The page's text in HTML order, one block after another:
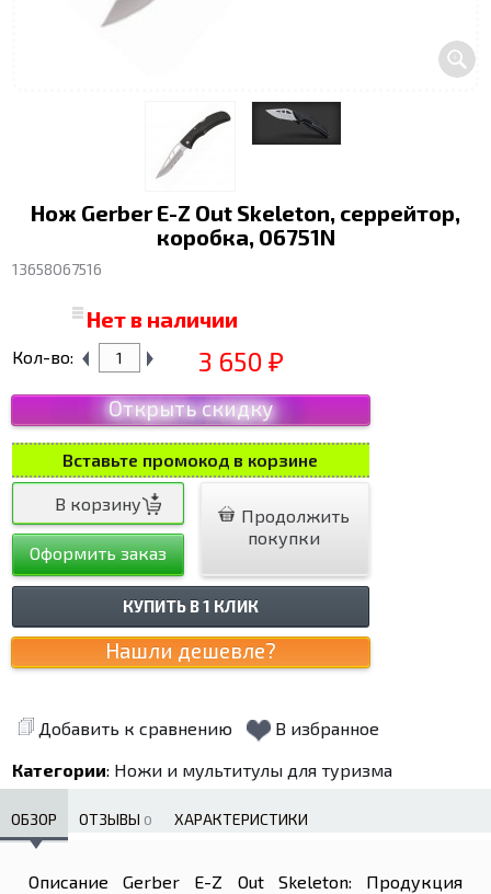
Нож Gerber E-Z Out Skeleton, серрейтор,
коробка, 06751N
13658067516
Нет в наличии
Кол-во: 3 650₽
Открыть скидку
Вставьте промокод в корзине
Оформить заказ
Продолжить
покупки
КУПИТЬ В 1 КЛИК
Добавить к сравнению
В избранное
Категории: Ножи и мультитулы для туризма
ОБЗОР ОТЗЫВЫ 0 ХАРАКТЕРИСТИКИ
Описание Gerber E-Z Out Skeleton: Продукция